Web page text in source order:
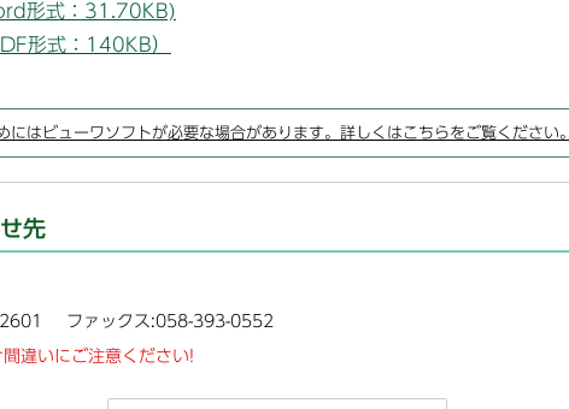
形式：31.70KB)
形式：140KB）
にはビューワソフトが必要な場合があります。詳しくはこちらをご覧ください。
先
ファックス:058-393-0552
違いにご注意ください!